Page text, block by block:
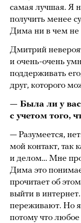
самая лучшая. Я
получить менее
Дима ни в чем не
Дмитрий
и очень-очень
поддерживать
друг, которого
— Была ли у
с учетом того,
— Разумеется,
мой контакт, так
и делом… Мне
Дима это
прочитает об
выйти в
переживают. Но я
потому что